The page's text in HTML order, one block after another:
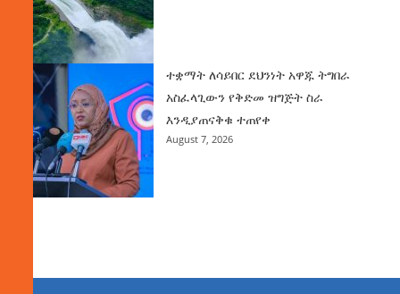
ተቋማት ለሳይበር ደህንነት አዋጁ ትግበራ
አስፈላጊውን የቅድመ ዝግጅት ስራ
እንዲያጠናቅቁ ተጠየቀ
August 7, 2026